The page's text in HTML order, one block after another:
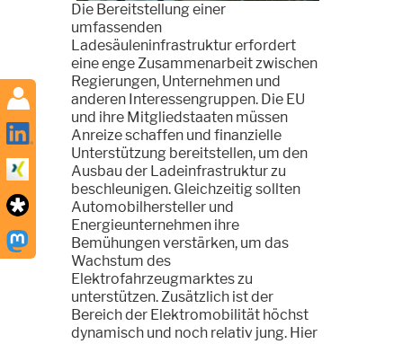
Die Bereitstellung einer
umfassenden
Ladesäuleninfrastruktur erfordert
eine enge Zusammenarbeit zwischen
Regierungen, Unternehmen und
anderen Interessengruppen. Die EU
und ihre Mitgliedstaaten müssen
Anreize schaffen und finanzielle
Unterstützung bereitstellen, um den
Ausbau der Ladeinfrastruktur zu
beschleunigen. Gleichzeitig sollten
Automobilhersteller und
Energieunternehmen ihre
Bemühungen verstärken, um das
Wachstum des
Elektrofahrzeugmarktes zu
unterstützen. Zusätzlich ist der
Bereich der Elektromobilität höchst
dynamisch und noch relativ jung. Hier